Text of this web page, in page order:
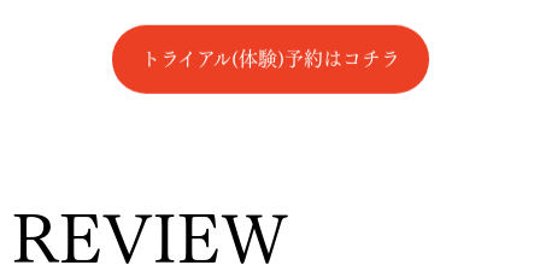
トライアル(体験)予約はコチラ
REVIEW